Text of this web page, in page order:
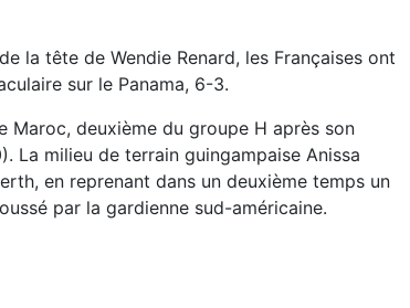
la tête de Wendie Renard, les Françaises ont
sur le Panama, 6-3.
Maroc, deuxième du groupe H après son
La milieu de terrain guingampaise Anissa
en reprenant dans un deuxième temps un
par la gardienne sud-américaine.